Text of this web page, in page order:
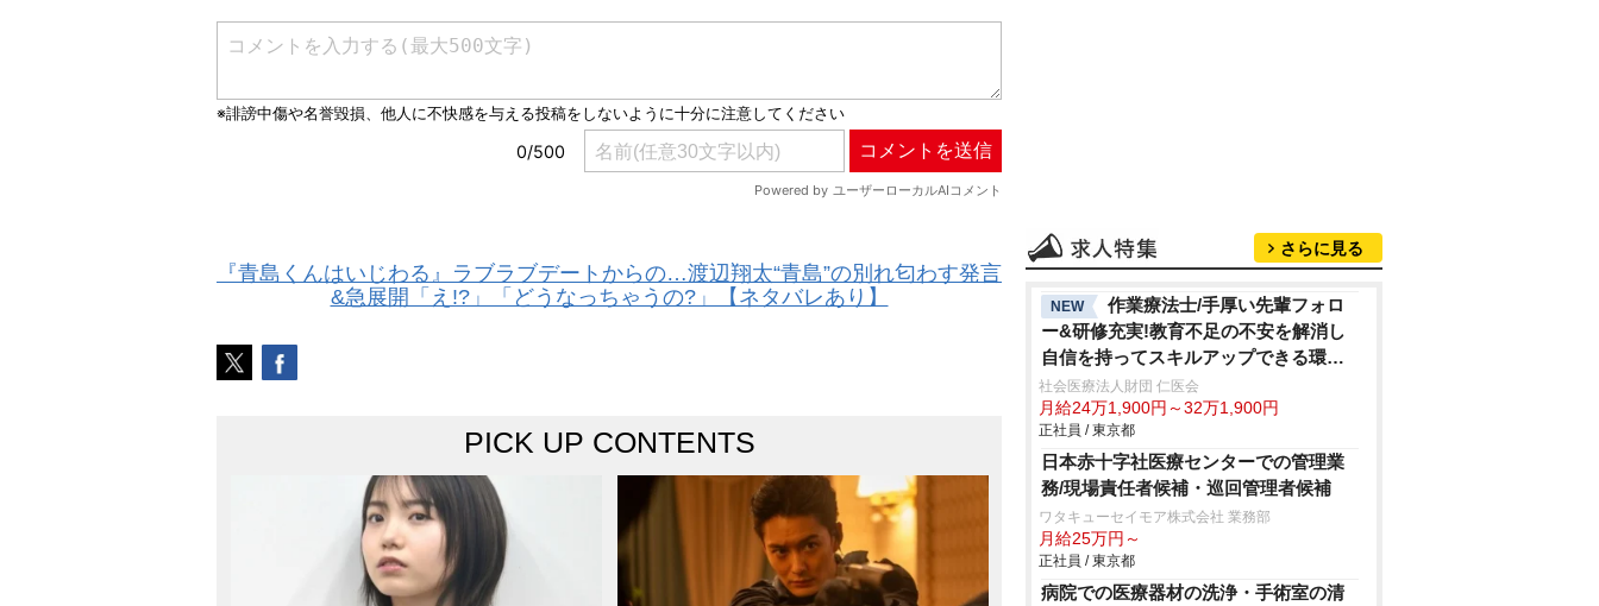
『青島くんはいじわる』ラブラブデートからの…渡辺翔太“青島”の別れ匂わす発言
&急展開「え!?」「どうなっちゃうの?」【ネタバレあり】
PICK UP CONTENTS
さらに見る
NEW
作業療法士/手厚い先輩フォロ
ー&研修充実!教育不足の不安を解消し
自信を持ってスキルアップできる環境
年休120日超
社会医療法人財団 仁医会
月給24万1,900円～32万1,900円
正社員 / 東京都
日本赤十字社医療センターでの管理業
務/現場責任者候補・巡回管理者候補
ワタキューセイモア株式会社 業務部
月給25万円～
正社員 / 東京都
病院での医療器材の洗浄・手術室の清